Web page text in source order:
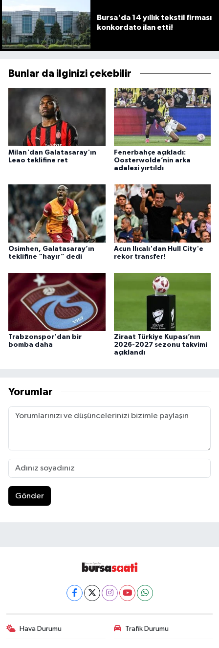
Bursa'da 14 yıllık tekstil firması
konkordato ilan etti!
Bunlar da ilginizi çekebilir
Milan'dan Galatasaray'ın
Leao teklifine ret
Fenerbahçe açıkladı:
Oosterwolde’nin arka
adalesi yırtıldı
Osimhen, Galatasaray’ın
teklifine “hayır” dedi
Acun Ilıcalı'dan Hull City'e
rekor transfer!
Trabzonspor'dan bir
bomba daha
Ziraat Türkiye Kupası’nın
2026-2027 sezonu takvimi
açıklandı
Yorumlar
Gönder
Hava Durumu Trafik Durumu